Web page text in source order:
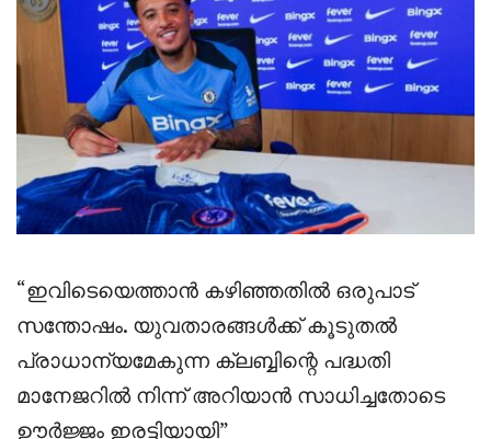
“ഇവിടെയെത്താൻ കഴിഞ്ഞതിൽ ഒരുപാട്
സന്തോഷം. യുവതാരങ്ങൾക്ക് കൂടുതൽ
പ്രാധാന്യമേകുന്ന ക്ലബ്ബിന്റെ പദ്ധതി
മാനേജറിൽ നിന്ന് അറിയാൻ സാധിച്ചതോടെ
ഊർജ്ജം ഇരട്ടിയായി”